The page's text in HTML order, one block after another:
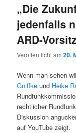
„Die
jedenfalls
ARD-
Veröffentlicht am20.
Wenn man sehen
Gniffke und Heike
rechtlicher
Diskussion
auf YouTube zeigt.